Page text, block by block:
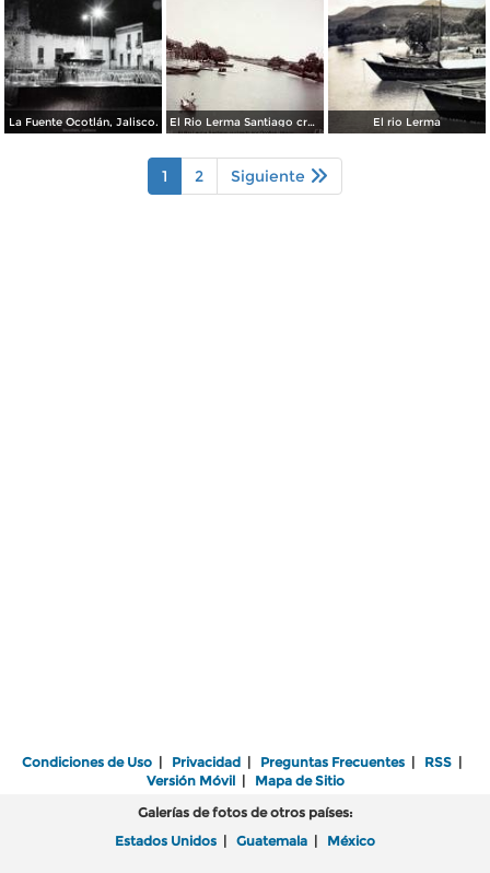
La Fuente Ocotlán, Jalisco. El Rio Lerma Santiago cruzando por Ocotlan Jalisco ( Circulada el 20 deAgosto de 1909 ). El rio Lerma
1 2 Siguiente
Condiciones de Uso | Privacidad | Preguntas Frecuentes | RSS |
Versión Móvil| Mapa de Sitio
Galerías de fotos de otros países:
Estados Unidos | Guatemala | México